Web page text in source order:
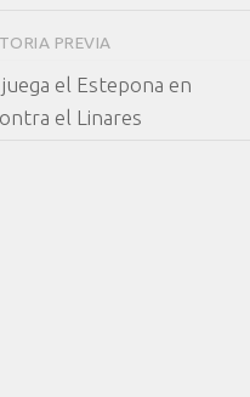
PREVIA
el Estepona en
el Linares